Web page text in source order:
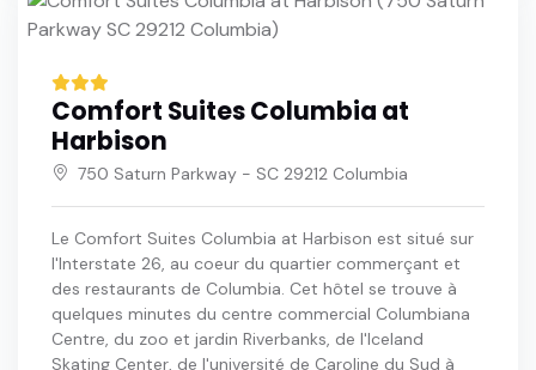
Comfort Suites Columbia at
Harbison
750 Saturn Parkway - SC 29212 Columbia
Le Comfort Suites Columbia at Harbison est situé sur
l'Interstate 26, au coeur du quartier commerçant et
des restaurants de Columbia. Cet hôtel se trouve à
quelques minutes du centre commercial Columbiana
Centre, du zoo et jardin Riverbanks, de l'Iceland
Skating Center, de l'université de Caroline du Sud à